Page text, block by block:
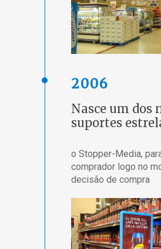
2006
Nasce um dos
suportes
o Stopper-Media,
comprador logo no
decisão de compra